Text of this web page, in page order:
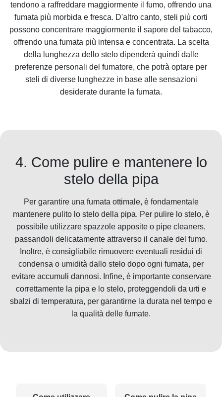
tendono a raffreddare maggiormente il fumo, offrendo una
fumata più morbida e fresca. D'altro canto, steli più corti
possono concentrare maggiormente il sapore del tabacco,
offrendo una fumata più intensa e concentrata. La scelta
della lunghezza dello stelo dipenderà quindi dalle
preferenze personali del fumatore, che potrà optare per
steli di diverse lunghezze in base alle sensazioni
desiderate durante la fumata.
4. Come pulire e mantenere lo
stelo della pipa
Per garantire una fumata ottimale, è fondamentale
mantenere pulito lo stelo della pipa. Per pulire lo stelo, è
possibile utilizzare spazzole apposite o pipe cleaners,
passandoli delicatamente attraverso il canale del fumo.
Inoltre, è consigliabile rimuovere eventuali residui di
condensa o umidità dallo stelo dopo ogni fumata, per
evitare accumuli dannosi. Infine, è importante conservare
correttamente la pipa e lo stelo, proteggendoli da urti e
sbalzi di temperatura, per garantirne la durata nel tempo e
la qualità delle fumate.